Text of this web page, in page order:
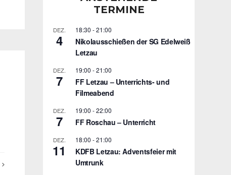
TERMINE
DEZ.
4
18:30 -21:00
Nikolausschießen der SG Edelweiß
Letzau
DEZ.
7
19:00 -21:00
FF Letzau – Unterrichts- und
Filmeabend
DEZ.
7
19:00 -22:00
FF Roschau – Unterricht
DEZ.
11
18:00 -21:00
KDFB Letzau: Adventsfeier mit
Umtrunk